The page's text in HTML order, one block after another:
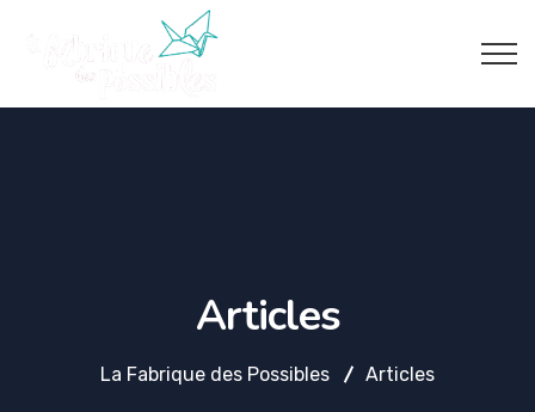
Articles
La Fabrique des Possibles Articles